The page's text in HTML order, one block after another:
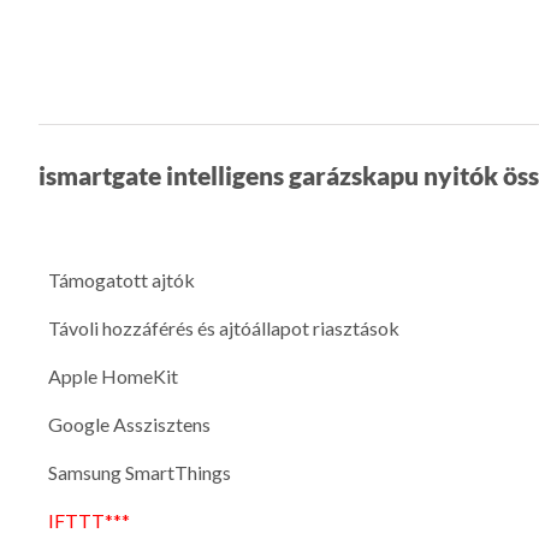
ismartgate intelligens garázskapu nyitók
Támogatott ajtók
Távoli hozzáférés és ajtóállapot riasztások
Apple HomeKit
Google Asszisztens
Samsung SmartThings
IFTTT***